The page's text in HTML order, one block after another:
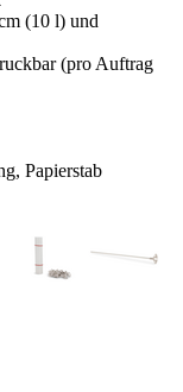
(10 l) und
(pro Auftrag
Papierstab